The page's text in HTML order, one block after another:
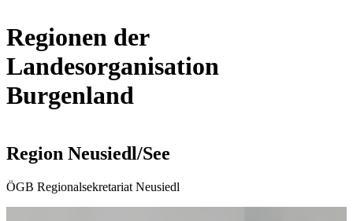
Regionen der
Landesorganisation
Burgenland
Region Neusiedl/See
ÖGB Regionalsekretariat Neusiedl